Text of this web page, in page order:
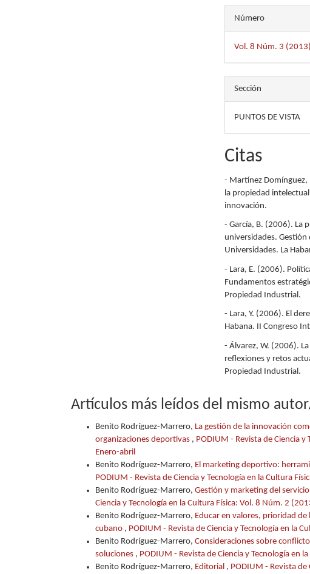
Número
Vol. 8 Núm. 3
Sección
PUNTOS DE VISTA
Citas
- Martínez
la propiedad
innovación.
- García, B. (2006). La
universidades. Gestión
Universidades. La
- Lara, E. (2006).
Fundamentos
Propiedad Industrial.
- Lara, Y. (2006). El
Habana. II Congreso
- Álvarez, W. (2006).
reflexiones y retos
Propiedad Industrial.
Artículos más leídos del mismo
Benito Rodríguez-Marrero, La gestión de la innovación
organizaciones deportivas , PODIUM - Revista de Ciencia
Enero-abril
Benito Rodríguez-Marrero, El marketing deportivo:
PODIUM - Revista de Ciencia y Tecnología en la Cultura
Benito Rodríguez-Marrero, Gestión y marketing del
Ciencia y Tecnología en la Cultura Física: Vol. 8 Núm. 2
Benito Rodríguez-Marrero, Educar en valores, prioridad
cubano , PODIUM - Revista de Ciencia y Tecnología en la
Benito Rodríguez-Marrero, Consideraciones sobre
soluciones , PODIUM - Revista de Ciencia y Tecnología en
Benito Rodríguez-Marrero, Editorial , PODIUM - Revista de